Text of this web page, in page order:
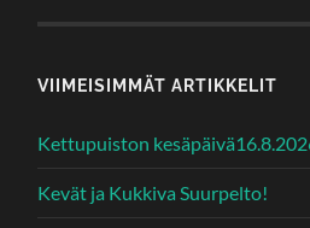
VIIMEISIMMÄT ARTIKKELIT
Kettupuiston
Kevät ja Kukkiva Suurpelto!